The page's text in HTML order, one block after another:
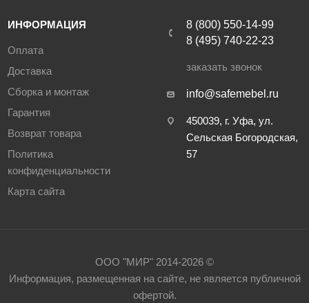
ИНФОРМАЦИЯ
Оплата
Доставка
Сборка и монтаж
Гарантия
Возврат товара
Политика
конфиденциальности
Карта сайта
8 (800) 550-14-99
8 (495) 740-22-23
заказать звонок
info@safemebel.ru
450039, г. Уфа, ул.
Сельская Богородская,
57
ООО "МИР" 2014-2026 ©
Информация, размещенная на сайте, не является публичной
офертой.